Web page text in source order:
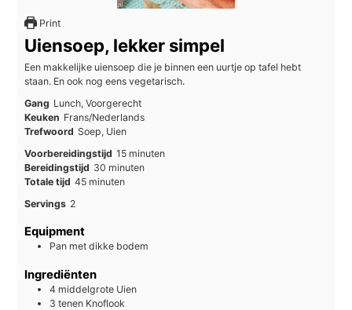
Print
Uiensoep, lekker simpel
Een makkelijke uiensoep die je binnen een uurtje op tafel hebt
staan. En ook nog eens vegetarisch.
Gang Lunch, Voorgerecht
Keuken Frans/Nederlands
Trefwoord Soep, Uien
Voorbereidingstijd 15minuten
minuten
Bereidingstijd 30minuten
minuten
Totale tijd 45minuten
minuten
Servings 2
Equipment
Pan met dikke bodem
Ingrediënten
4 middelgrote Uien
3 tenen Knoflook